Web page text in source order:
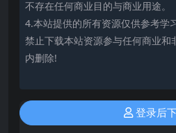
不存在任何商业目的与商业用途。
4.本站提供的所有资源仅供参考学
禁止下载本站资源参与任何商业和
内删除!
登录后